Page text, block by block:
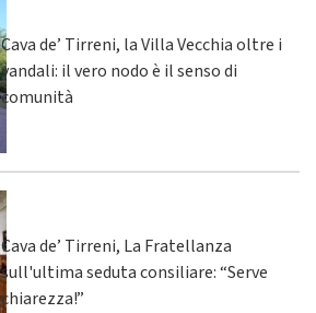
Cava de’ Tirreni, la Villa Vecchia oltre i
vandali: il vero nodo è il senso di
comunità
Cava de’ Tirreni, La Fratellanza
sull'ultima seduta consiliare: “Serve
chiarezza!”